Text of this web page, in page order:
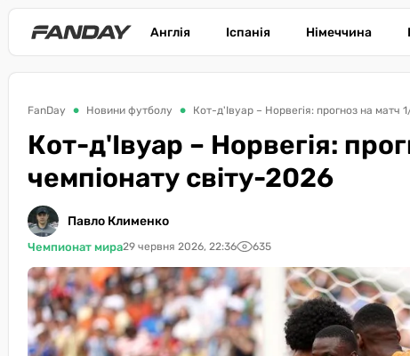
Англія Іспанія Німеччина
FanDay Новини футболу Кот-д'Івуар – Норвегія: прогноз на матч
Кот-д'Івуар – Норвегія:
чемпіонату світу-2026
Павло Клименко
Чемпионат мира29 червня 2026, 22:36 635